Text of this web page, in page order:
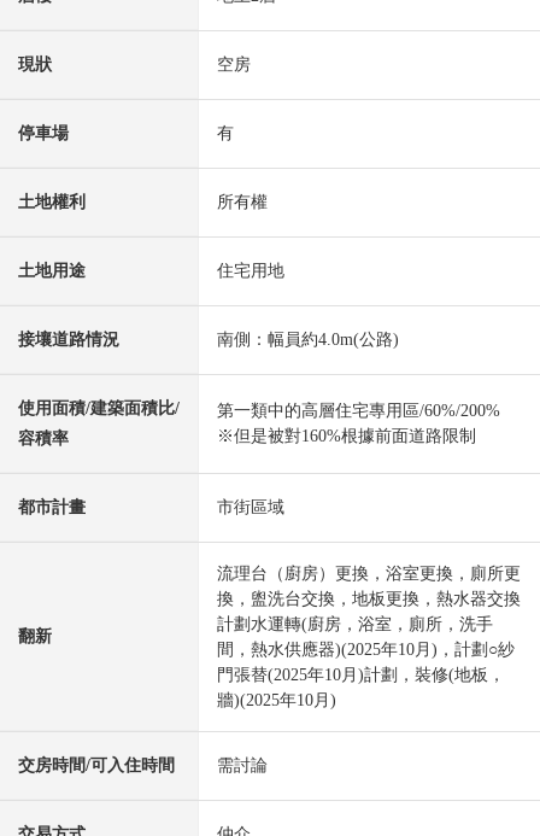
現狀 空房
停車場 有
土地權利 所有權
土地用途 住宅用地
接壤道路情況 南側：幅員約4.0m(公路)
使用面積/建築面積比/
容積率
第一類中的高層住宅專用區/60%/200%
※但是被對160%根據前面道路限制
都市計畫 市街區域
翻新
流理台（廚房）更換，浴室更換，廁所更
換，盥洗台交換，地板更換，熱水器交換
計劃水運轉(廚房，浴室，廁所，洗手
間，熱水供應器)(2025年10月)，計劃○紗
門張替(2025年10月)計劃，裝修(地板，
牆)(2025年10月)
交房時間/可入住時間 需討論